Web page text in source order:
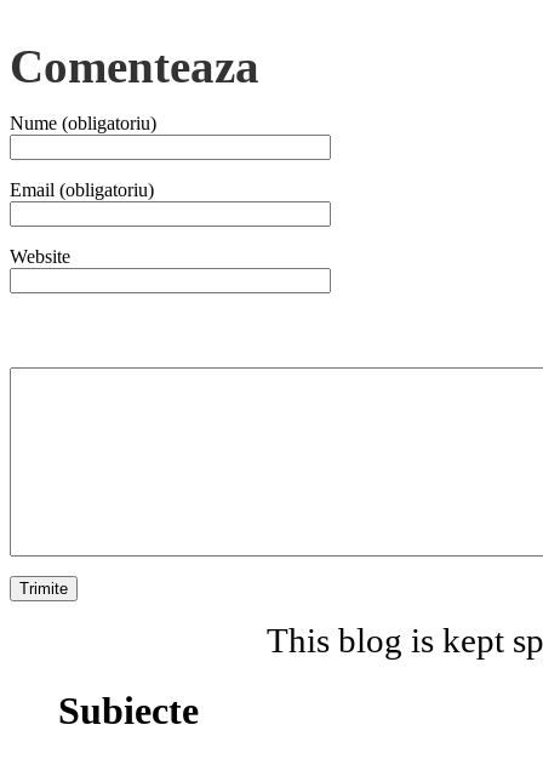
Comenteaza
Nume (obligatoriu)
Email (obligatoriu)
Website
This blog is kept
Subiecte